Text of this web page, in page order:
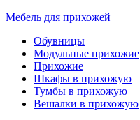
Мебель для прихожей
Обувницы
Модульные прихожие
Прихожие
Шкафы в прихожую
Тумбы в прихожую
Вешалки в прихожую